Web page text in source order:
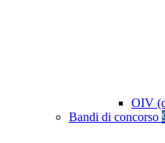
OIV
Bandi di concorso